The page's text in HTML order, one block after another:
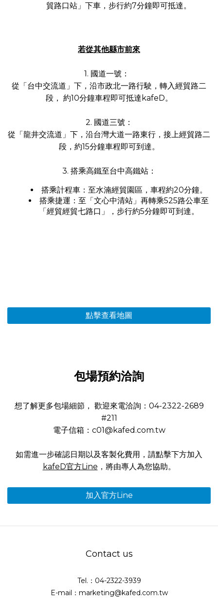
貿路口站」下車，步行約7分鐘即可抵達。
若從其他縣市前來
1. 國道一號：
從「台中交流道」下，沿市政北一路行駛，轉入經貿路二
段， 約10分鐘車程即可抵達kafeD。
2. 國道三號：
從「龍井交流道」下，沿台灣大道一路東行，接上經貿路二
段，約15分鐘車程即可到達。
3. 搭乘高鐵至台中高鐵站：
搭乘計程車：至水湳經貿園區，車程約20分鐘。
搭乘捷運：至「文心中清站」再轉乘525路公車至
「經貿經貿七路口」，步行約5分鐘即可到達。
點擊查看地圖
包場預約洽詢
想了解更多包場細節， 歡迎來電洽詢：04-2322-2689
#211
電子信箱：c01@kafed.com.tw
如需進一步確認日期以及客製化費用，請點擊下方加入
kafeD官方Line ，將由專人為您協助。
加入官方Line
Contact us
Tel.：04-2322-3939
E-mail：marketing@kafed.com.tw